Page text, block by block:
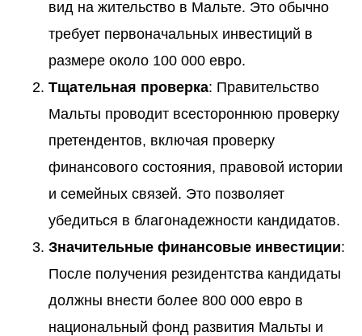
вид на жительство в Мальте. Это обычно
требует первоначальных инвестиций в
размере около 100 000 евро.
Тщательная проверка: Правительство
Мальты проводит всестороннюю проверку
претендентов, включая проверку
финансового состояния, правовой истории
и семейных связей. Это позволяет
убедиться в благонадежности кандидатов.
Значительные финансовые инвестиции:
После получения резидентства кандидаты
должны внести более 800 000 евро в
национальный фонд развития Мальты и